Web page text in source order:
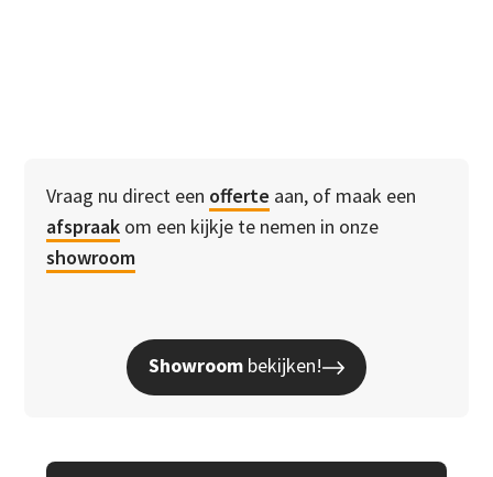
Vraag nu direct een offerte aan, of maak een
afspraak om een kijkje te nemen in onze
showroom
Showroom bekijken!